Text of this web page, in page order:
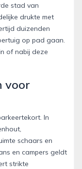
stad van
drukte met
duizenden
op pad gaan.
of nabij deze
voor
In
schaars en
en campers geldt
strikte